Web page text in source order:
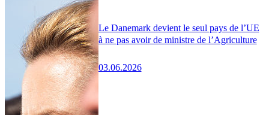
Le Danemark devient le seul pays de l’UE
à ne pas avoir de ministre de l’Agriculture
03.06.2026